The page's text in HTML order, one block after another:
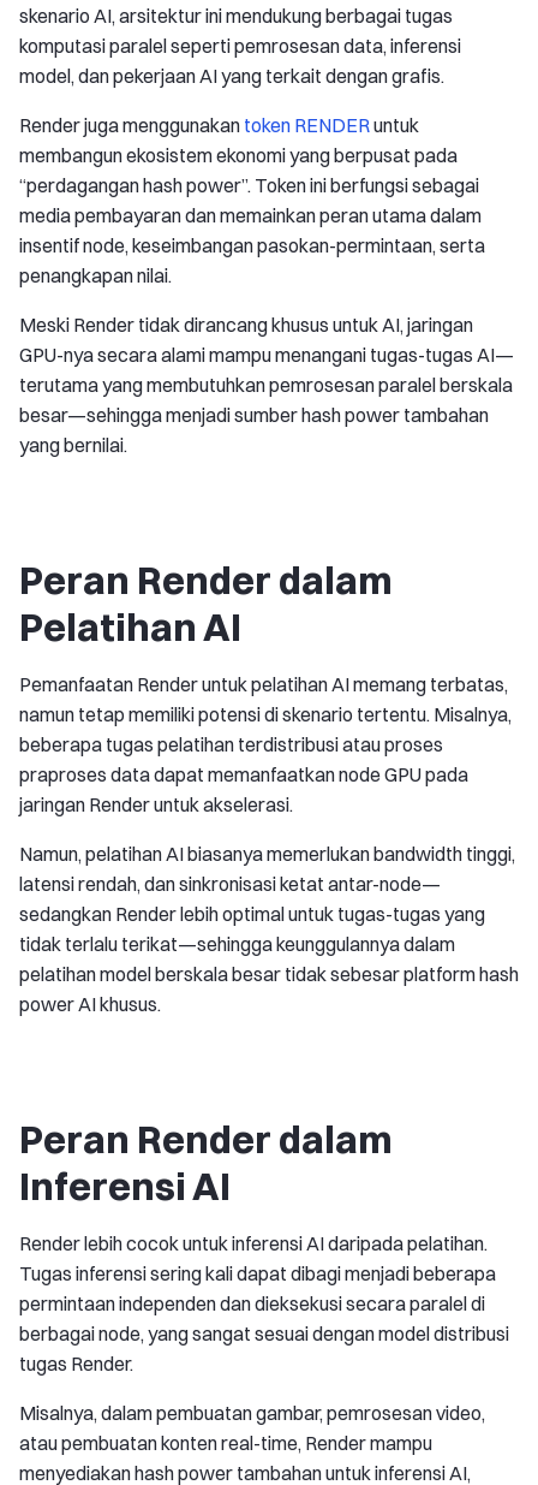
skenario AI, arsitektur ini mendukung berbagai tugas
komputasi paralel seperti pemrosesan data, inferensi
model, dan pekerjaan AI yang terkait dengan grafis.
Render juga menggunakan token RENDERuntuk
membangun ekosistem ekonomi yang berpusat pada
“perdagangan hash power”. Token ini berfungsi sebagai
media pembayaran dan memainkan peran utama dalam
insentif node, keseimbangan pasokan-permintaan, serta
penangkapan nilai.
Meski Render tidak dirancang khusus untuk AI, jaringan
GPU-nya secara alami mampu menangani tugas-tugas AI—
terutama yang membutuhkan pemrosesan paralel berskala
besar—sehingga menjadi sumber hash power tambahan
yang bernilai.
Peran Render dalam
Pelatihan AI
Pemanfaatan Render untuk pelatihan AI memang terbatas,
namun tetap memiliki potensi di skenario tertentu. Misalnya,
beberapa tugas pelatihan terdistribusi atau proses
praproses data dapat memanfaatkan node GPU pada
jaringan Render untuk akselerasi.
Namun, pelatihan AI biasanya memerlukan bandwidth tinggi,
latensi rendah, dan sinkronisasi ketat antar-node—
sedangkan Render lebih optimal untuk tugas-tugas yang
tidak terlalu terikat—sehingga keunggulannya dalam
pelatihan model berskala besar tidak sebesar platform hash
power AI khusus.
Peran Render dalam
Inferensi AI
Render lebih cocok untuk inferensi AI daripada pelatihan.
Tugas inferensi sering kali dapat dibagi menjadi beberapa
permintaan independen dan dieksekusi secara paralel di
berbagai node, yang sangat sesuai dengan model distribusi
tugas Render.
Misalnya, dalam pembuatan gambar, pemrosesan video,
atau pembuatan konten real-time, Render mampu
menyediakan hash power tambahan untuk inferensi AI,